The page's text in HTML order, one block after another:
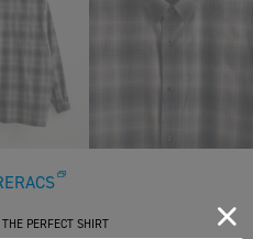
PERFECT SHIRT